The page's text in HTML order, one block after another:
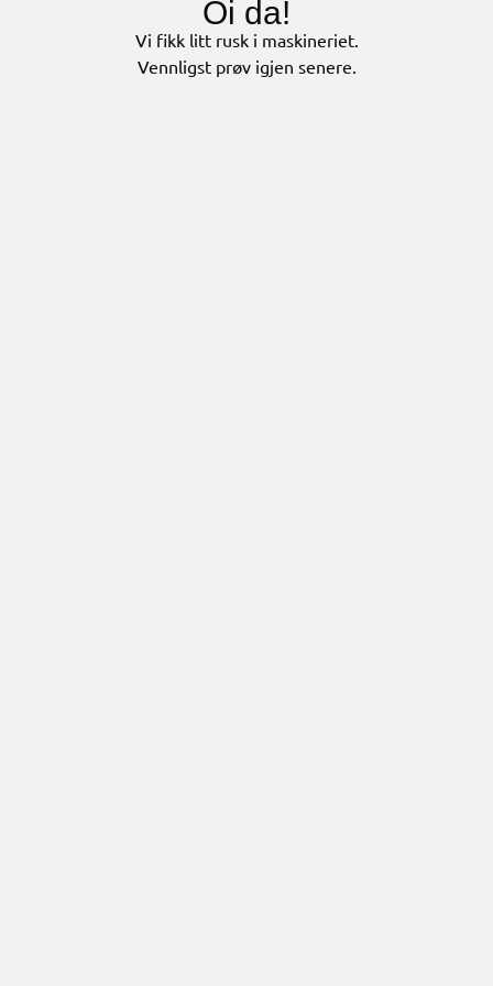
Oi da!
Vi fikk litt rusk i maskineriet.
Vennligst prøv igjen senere.